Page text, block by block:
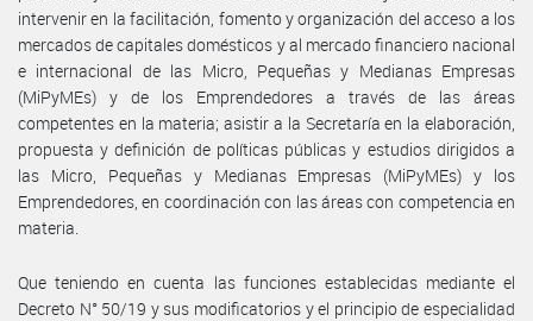
intervenir en la facilitación, fomento y organización del acceso a los
mercados de capitales domésticos y al mercado financiero nacional
e internacional de las Micro, Pequeñas y Medianas Empresas
(MiPyMEs) y de los Emprendedores a través de las áreas
competentes en la materia; asistir a la Secretaría en la elaboración,
propuesta y definición de políticas públicas y estudios dirigidos a
las Micro, Pequeñas y Medianas Empresas (MiPyMEs) y los
Emprendedores, en coordinación con las áreas con competencia en
materia.
Que teniendo en cuenta las funciones establecidas mediante el
Decreto N° 50/19 y sus modificatorios y el principio de especialidad